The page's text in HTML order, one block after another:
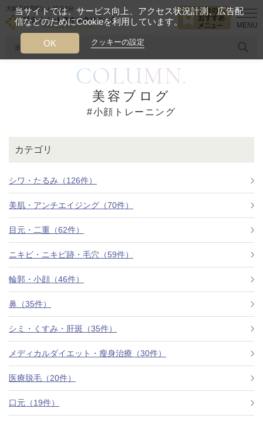
大阪西梅田駅から徒歩2分
糸リフト ヒアルロン酸
今月のおすすめメニュー
クリニックについて
料金一覧
施術症例
初めての方へ
お悩みで探す
小顔トレーニング
COLUMN.
美容ブログ
#小顔トレーニング
カテゴリ
シワ・たるみ（126件）
美肌・アンチエイジング（70件）
目元・二重（62件）
ニキビ・ニキビ跡・毛穴（59件）
輪郭・小顔（46件）
鼻（35件）
シミ・くすみ・肝斑（35件）
メディカルダイエット・瘦身治療（30件）
医療脱毛（20件）
口元（19件）
当サイトでは、サービス向上、アクセス状況計測、広告配
信などのためにCookieを利用しています。
クッキーの設定
OK